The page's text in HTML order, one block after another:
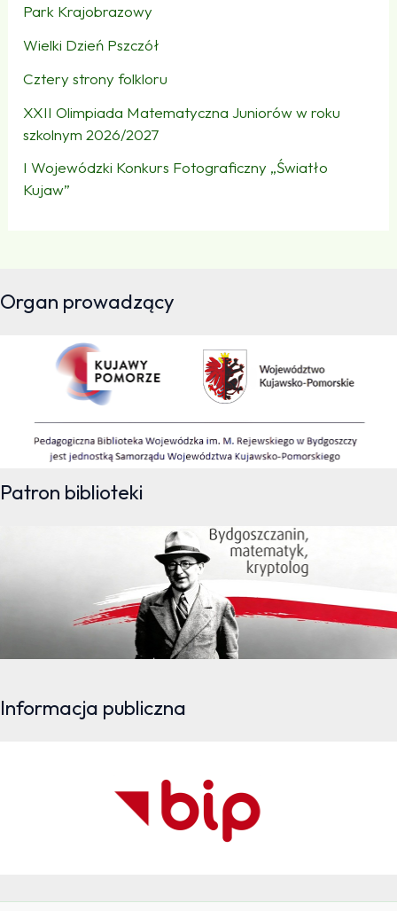
Park Krajobrazowy
Wielki Dzień Pszczół
Cztery strony folkloru
XXII Olimpiada Matematyczna Juniorów w roku
szkolnym 2026/2027
I Wojewódzki Konkurs Fotograficzny „Światło
Kujaw”
Organ prowadzący
Patron biblioteki
Informacja publiczna